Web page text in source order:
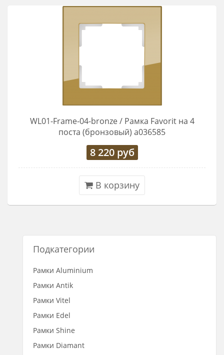
WL01-Frame-04-bronze / Рамка Favorit на 4
поста (бронзовый) a036585
8 220руб
В корзину
Подкатегории
Рамки Aluminium
Рамки Antik
Рамки Vitel
Рамки Edel
Рамки Shine
Рамки Diamant